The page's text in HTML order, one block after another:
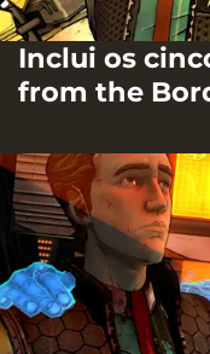
Inclui os
from the